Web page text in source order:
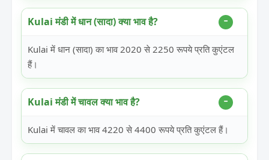
Kulai मंडी में धान (सादा) क्या भाव है?
Kulai में धान (सादा) का भाव 2020 से 2250 रूपये प्रति कुएंटल
हैं।
Kulai मंडी में चावल क्या भाव है?
Kulai में चावल का भाव 4220 से 4400 रूपये प्रति कुएंटल हैं।